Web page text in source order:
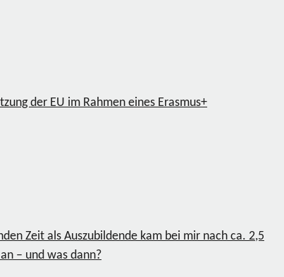
der EU im Rahmen eines Erasmus+
Zeit als Auszubildende kam bei mir nach ca. 2,5
– und was dann?